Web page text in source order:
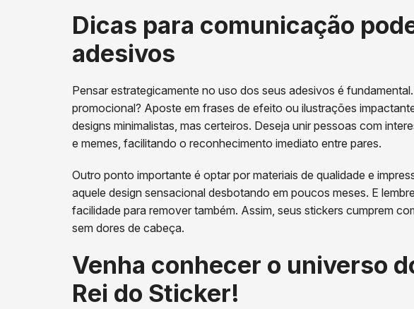
Dicas para comunicação
adesivos
Pensar estrategicamente no uso dos seus adesivos é
promocional? Aposte em frases de efeito ou ilustrações
designs minimalistas, mas certeiros. Deseja unir pessoas com
e memes, facilitando o reconhecimento imediato entre pares.
Outro ponto importante é optar por materiais de qualidade e
aquele design sensacional desbotando em poucos meses. E
facilidade para remover também. Assim, seus stickers cumprem
sem dores de cabeça.
Venha conhecer o universo
Rei do Sticker!